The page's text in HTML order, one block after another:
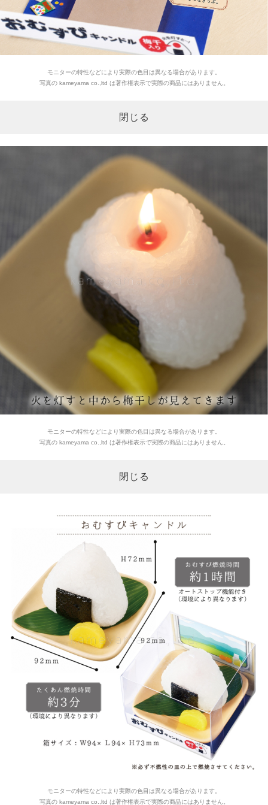
モニターの特性などにより実際の色目は異なる場合があります。
写真の kameyama co.,ltd は著作権表示で実際の商品にはありません。
閉じる
モニターの特性などにより実際の色目は異なる場合があります。
写真の kameyama co.,ltd は著作権表示で実際の商品にはありません。
閉じる
モニターの特性などにより実際の色目は異なる場合があります。
写真の kameyama co.,ltd は著作権表示で実際の商品にはありません。